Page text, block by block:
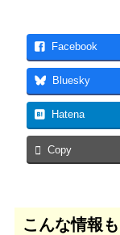
Facebook
Bluesky
Hatena
Copy
こんな情報